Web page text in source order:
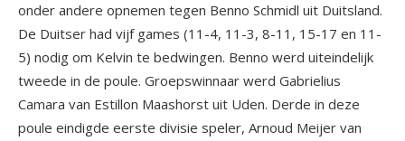
onder andere opnemen tegen Benno Schmidl uit Duitsland.
De Duitser had vijf games (11-4, 11-3, 8-11, 15-17 en 11-
5) nodig om Kelvin te bedwingen. Benno werd uiteindelijk
tweede in de poule. Groepswinnaar werd Gabrielius
Camara van Estillon Maashorst uit Uden. Derde in deze
poule eindigde eerste divisie speler, Arnoud Meijer van